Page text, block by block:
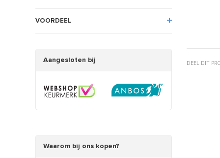
VOORDEEL
Aangesloten bij
Waarom bij ons kopen?
DEEL DIT